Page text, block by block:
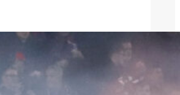
si allontana dal Cagliari:
apre la porta del